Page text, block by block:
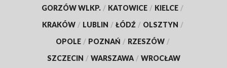
GORZÓW WLKP. / KATOWICE / KIELCE /
KRAKÓW / LUBLIN / ŁÓDŹ / OLSZTYN /
OPOLE / POZNAŃ / RZESZÓW /
SZCZECIN / WARSZAWA / WROCŁAW